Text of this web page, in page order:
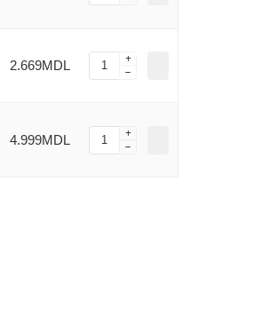
2.669MDL
4.999MDL